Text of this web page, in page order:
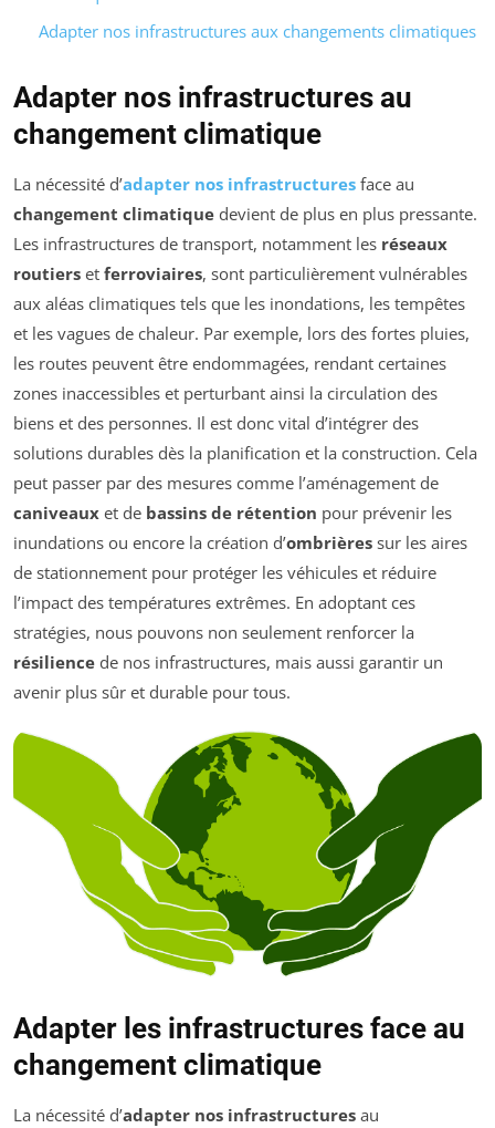
Adapter nos infrastructures aux changements climatiques
Adapter nos infrastructures au
changement climatique
La nécessité d’adapter nos infrastructures face au
changement climatique devient de plus en plus pressante.
Les infrastructures de transport, notamment les réseaux
routiers et ferroviaires, sont particulièrement vulnérables
aux aléas climatiques tels que les inondations, les tempêtes
et les vagues de chaleur. Par exemple, lors des fortes pluies,
les routes peuvent être endommagées, rendant certaines
zones inaccessibles et perturbant ainsi la circulation des
biens et des personnes. Il est donc vital d’intégrer des
solutions durables dès la planification et la construction. Cela
peut passer par des mesures comme l’aménagement de
caniveaux et de bassins de rétention pour prévenir les
inundations ou encore la création d’ombrières sur les aires
de stationnement pour protéger les véhicules et réduire
l’impact des températures extrêmes. En adoptant ces
stratégies, nous pouvons non seulement renforcer la
résilience de nos infrastructures, mais aussi garantir un
avenir plus sûr et durable pour tous.
Adapter les infrastructures face au
changement climatique
La nécessité d’adapter nos infrastructures au